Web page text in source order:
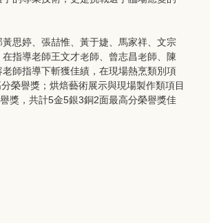
思婷、張喆惟、黃于婕、馬家祥、文宗
指導老師王文才老師、曾志昌老師、陳
師指導下斬獲佳績，在現場熱烹類別項
榮譽獎；烘焙藝術展示與現場製作類項目
獎，共計5金5銀3銅2面最高分榮譽獎佳